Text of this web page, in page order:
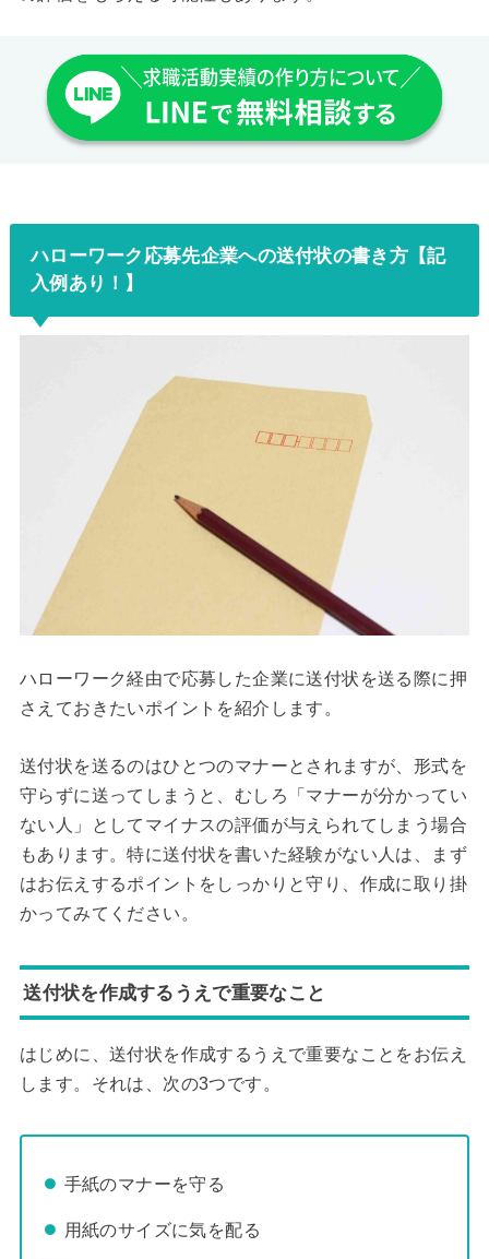
ハローワーク応募先企業への送付状の書き方【記
入例あり！】
ハローワーク経由で応募した企業に送付状を送る際に押
さえておきたいポイントを紹介します。
送付状を送るのはひとつのマナーとされますが、形式を
守らずに送ってしまうと、むしろ「マナーが分かってい
ない人」としてマイナスの評価が与えられてしまう場合
もあります。特に送付状を書いた経験がない人は、まず
はお伝えするポイントをしっかりと守り、作成に取り掛
かってみてください。
送付状を作成するうえで重要なこと
はじめに、送付状を作成するうえで重要なことをお伝え
します。それは、次の3つです。
手紙のマナーを守る
用紙のサイズに気を配る